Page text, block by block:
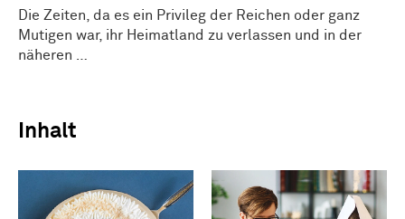
Die Zeiten, da es ein Privileg der Reichen oder ganz
Mutigen war, ihr Heimatland zu verlassen und in der
näheren …
Inhalt